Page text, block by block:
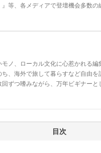
等、各メディアで登壇機会多数の
ノ、ローカル文化に心惹かれる
、海外で旅して暮らすなど自由
ずつ嗜みながら、万年ビギナーと
目次